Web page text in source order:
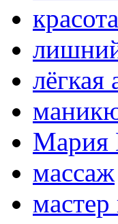
красота
лёгкая
Мария
массаж
мастер